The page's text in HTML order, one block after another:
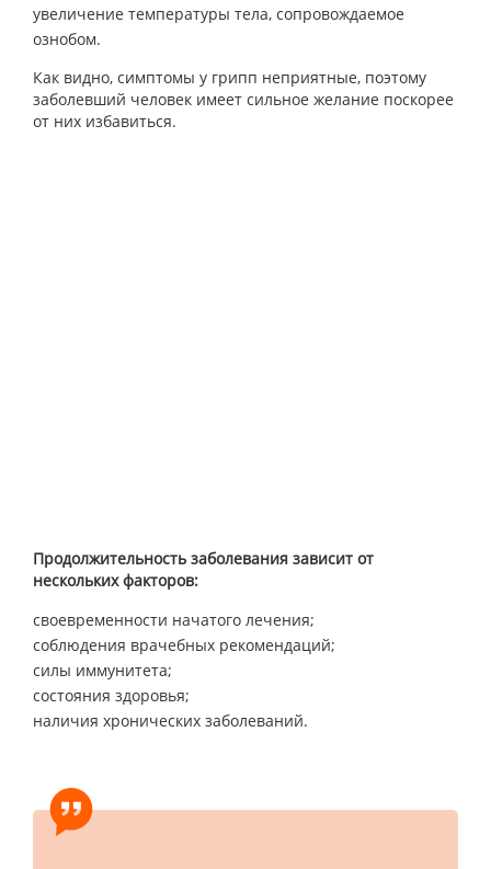
увеличение температуры тела, сопровождаемое
ознобом.
Как видно, симптомы у грипп неприятные, поэтому
заболевший человек имеет сильное желание поскорее
от них избавиться.
Продолжительность заболевания зависит от
нескольких факторов:
своевременности начатого лечения;
соблюдения врачебных рекомендаций;
силы иммунитета;
состояния здоровья;
наличия хронических заболеваний.